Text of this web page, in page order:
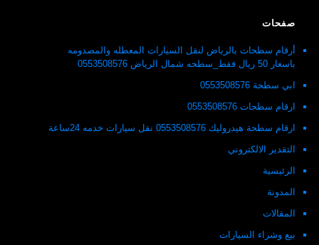
صفحات
أرقام سطحات بالرياض لنقل السيارات المعطله والمصدومه
باسعار 50 ريال فقط_سطحه شمال الرياض 0553508576
ابي سطحة 0553508576
ارقام سطحات 0553508576
ارقام سطحة هيدروليك 0553508576 نقل سيارات خدمه 24ساعة
التقدير الالكتروني
الرئيسية
المدونة
المقالات
بيع وشراء السيارات